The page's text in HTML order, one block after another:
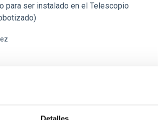
para ser instalado en el Telescopio